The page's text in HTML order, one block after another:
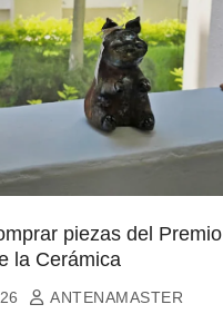
piezas del Premio
la Cerámica
ANTENAMASTER